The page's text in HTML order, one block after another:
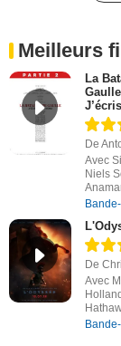
Meilleurs
La
De
Avec
Niels
De
Avec